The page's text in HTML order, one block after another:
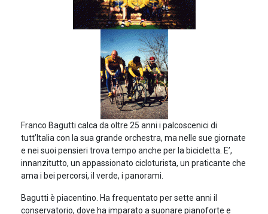
Franco Bagutti calca da oltre 25 anni i palcoscenici di
tutt’Italia con la sua grande orchestra, ma nelle sue giornate
e nei suoi pensieri trova tempo anche per la bicicletta. E’,
innanzitutto, un appassionato cicloturista, un praticante che
ama i bei percorsi, il verde, i panorami.
Bagutti è piacentino. Ha frequentato per sette anni il
conservatorio, dove ha imparato a suonare pianoforte e